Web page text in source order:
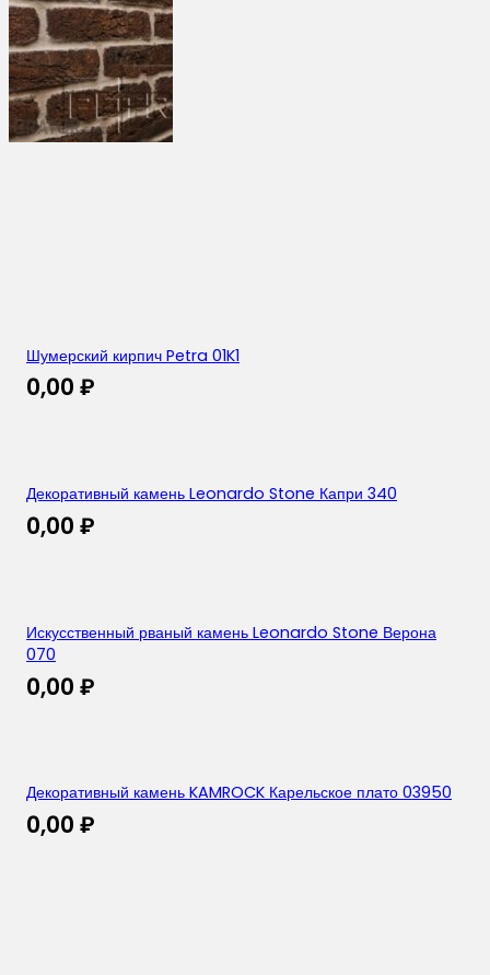
Шумерский кирпич Petra 01K1
0,00 ₽
Декоративный камень Leonardo Stone Капри 340
0,00 ₽
Искусственный рваный камень Leonardo Stone Верона
070
0,00 ₽
Декоративный камень KAMROCK Карельское плато 03950
0,00 ₽